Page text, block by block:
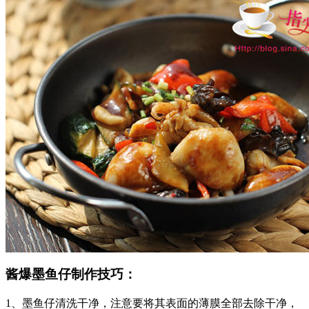
酱爆墨鱼仔制作技巧：
1、墨鱼仔清洗干净，注意要将其表面的薄膜全部去除干净，